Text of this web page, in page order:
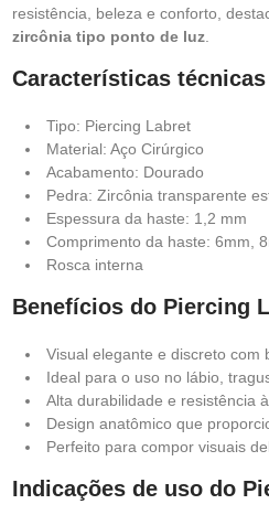
resistência, beleza e conforto,
zircônia tipo ponto de luz
Características
Tipo: Piercing Labret
Material: Aço Cirúrgico
Acabamento: Dourado
Pedra: Zircônia transparente
Espessura da haste: 1,2 mm
Comprimento da haste: 6mm,
Rosca interna
Benefícios do Piercing
Visual elegante e discreto com
Ideal para o uso no lábio,
Alta durabilidade e resistência
Design anatômico que
Perfeito para compor visuais
Indicações de uso do